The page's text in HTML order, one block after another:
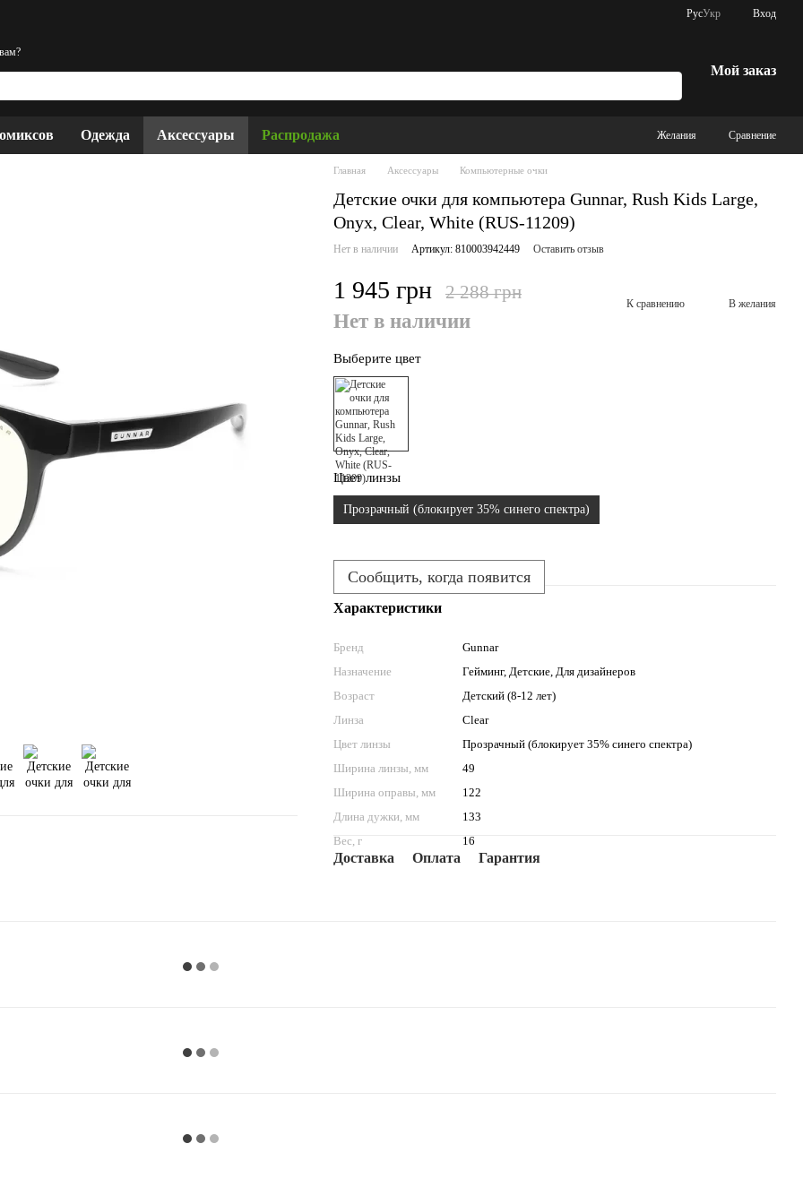
РусУкр Вход
Мой заказ
Одежда Аксессуары Распродажа Желания Сравнение
Главная Аксессуары Компьютерные очки
Детские очки для компьютера Gunnar, Rush Kids Large,
Onyx, Clear, White (RUS-11209)
Нет в наличии Артикул: 810003942449 Оставить отзыв
1 945 грн 2 288 грн
Нет в наличии
К сравнению В желания
Выберите цвет
Цвет линзы
Прозрачный (блокирует 35% синего спектра)
Сообщить, когда появится
Характеристики
Бренд
Gunnar
Назначение
Гейминг, Детские, Для дизайнеров
Возраст
Детский (8-12 лет)
Линза
Clear
Цвет линзы
Прозрачный (блокирует 35% синего спектра)
Ширина линзы, мм
49
Ширина оправы, мм
122
Длина дужки, мм
133
Вес, г
16
Доставка Оплата Гарантия